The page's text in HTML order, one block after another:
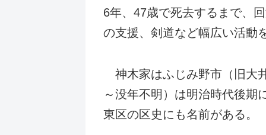
6年、47歳で死去するまで、
の支援、剣道など幅広い活動
神木家はふじみ野市（旧大
～没年不明）は明治時代後期
東区の区史にも名前がある。